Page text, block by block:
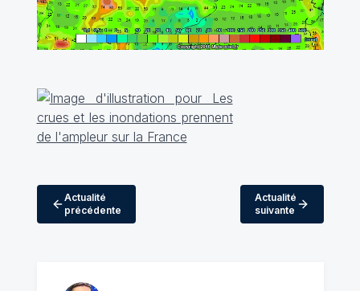
Actualité
précédente
Actualité
suivante